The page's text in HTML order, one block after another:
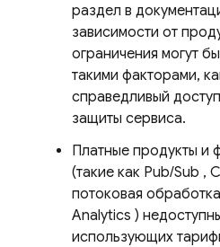
раздел в
зависимости от
ограничения могут
такими факторами,
справедливый
защиты сервиса.
Платные продукты и
(такие как Pub/Sub ,
потоковая обработка
Analytics )
использующих